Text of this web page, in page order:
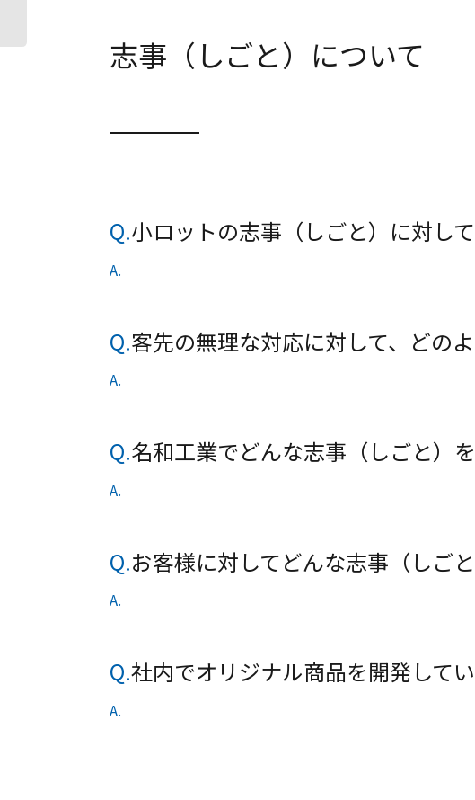
志事（しごと）について
Q.小ロットの志事（しごと）に対し
A.
Q.客先の無理な対応に対して、どの
A.
Q.名和工業でどんな志事（しごと）
A.
Q.お客様に対してどんな志事（しご
A.
Q.社内でオリジナル商品を開発して
A.